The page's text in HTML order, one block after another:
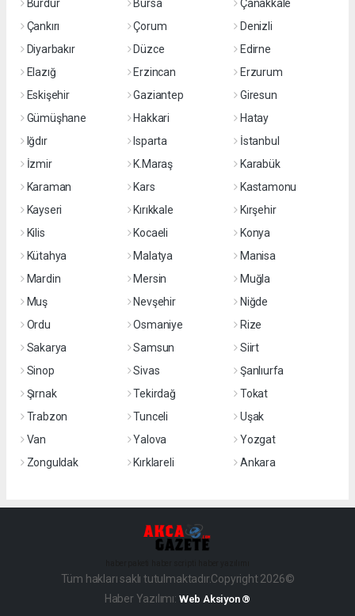
Burdur
Bursa
Çanakkale
Çankırı
Çorum
Denizli
Diyarbakır
Düzce
Edirne
Elazığ
Erzincan
Erzurum
Eskişehir
Gaziantep
Giresun
Gümüşhane
Hakkari
Hatay
Iğdır
Isparta
İstanbul
İzmir
K.Maraş
Karabük
Karaman
Kars
Kastamonu
Kayseri
Kırıkkale
Kırşehir
Kilis
Kocaeli
Konya
Kütahya
Malatya
Manisa
Mardin
Mersin
Muğla
Muş
Nevşehir
Niğde
Ordu
Osmaniye
Rize
Sakarya
Samsun
Siirt
Sinop
Sivas
Şanlıurfa
Şırnak
Tekirdağ
Tokat
Trabzon
Tunceli
Uşak
Van
Yalova
Yozgat
Zonguldak
Kırklareli Ankara
Tüm hakları saklı tutulmaktadır.Copyright 2026©
Haber Yazılımı: Web Aksiyon ®